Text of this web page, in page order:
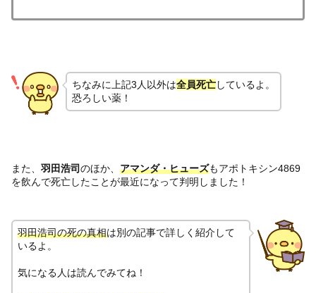
ちなみに上記3人以外は全員死亡しているよ。
恐ろしい薬！
また、 羽田浩司のほか、 アマンダ・ヒューズもアポトキシン4869
を飲んで死亡したことが最近になって判明しました！
羽田浩司の死の真相は別の記事で詳しく紹介して
いるよ。
気になる人は読んでみてね！